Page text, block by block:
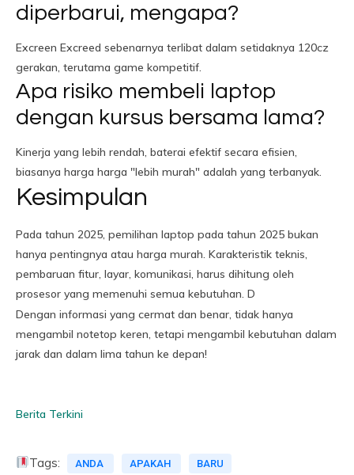
diperbarui, mengapa?
Excreen Excreed sebenarnya terlibat dalam setidaknya 120cz
gerakan, terutama game kompetitif.
Apa risiko membeli laptop
dengan kursus bersama lama?
Kinerja yang lebih rendah, baterai efektif secara efisien,
biasanya harga harga "lebih murah" adalah yang terbanyak.
Kesimpulan
Pada tahun 2025, pemilihan laptop pada tahun 2025 bukan
hanya pentingnya atau harga murah. Karakteristik teknis,
pembaruan fitur, layar, komunikasi, harus dihitung oleh
prosesor yang memenuhi semua kebutuhan. D
Dengan informasi yang cermat dan benar, tidak hanya
mengambil notetop keren, tetapi mengambil kebutuhan dalam
jarak dan dalam lima tahun ke depan!
Berita Terkini
Tags: ANDA APAKAH
BARU